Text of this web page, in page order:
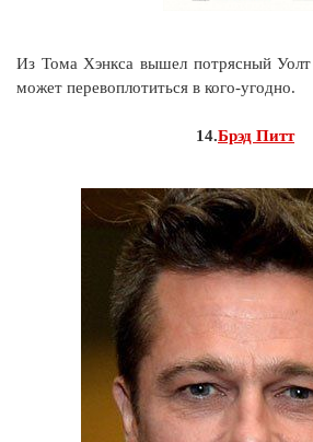
Из Тома Хэнкса вышел потрясный
может перевоплотиться в кого-угодно.
14.Брэд Питт